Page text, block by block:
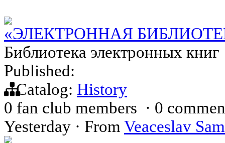
«ЭЛЕКТРОННАЯ
Библиотека электронных книг
Published:
Catalog: History
0 fan club members · 0
Yesterday · From Veaceslav